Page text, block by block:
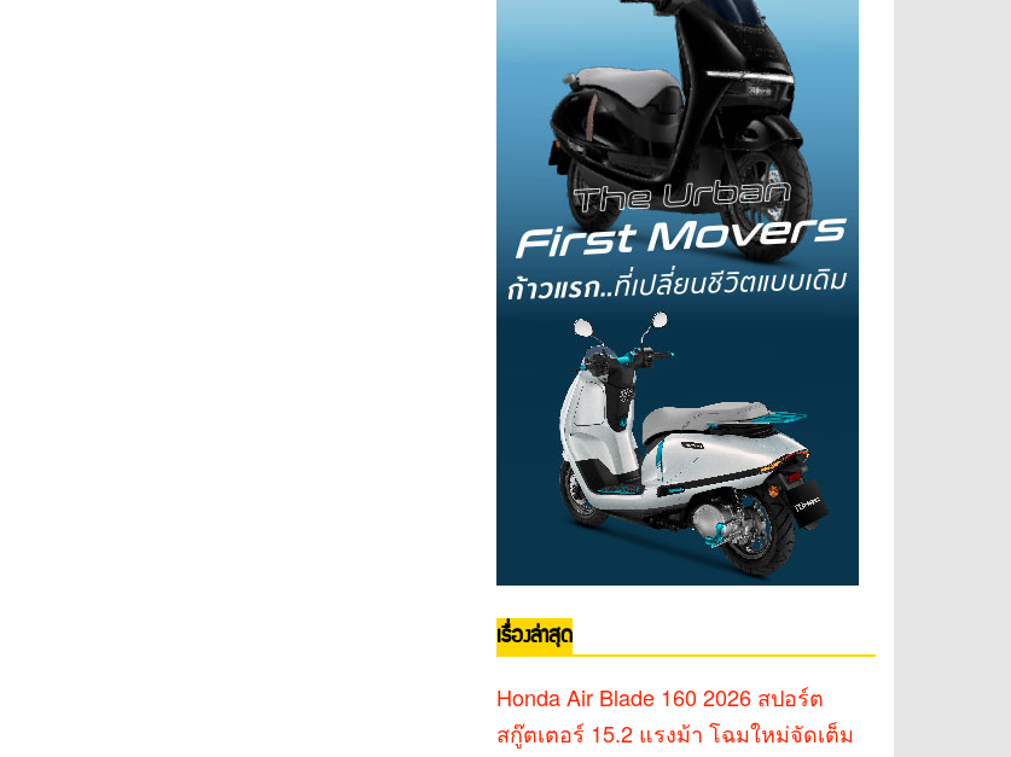
เรื่องล่าสุด
Honda Air Blade 160 2026 สปอร์ต
สกู๊ตเตอร์ 15.2 แรงม้า โฉมใหม่จัดเต็ม